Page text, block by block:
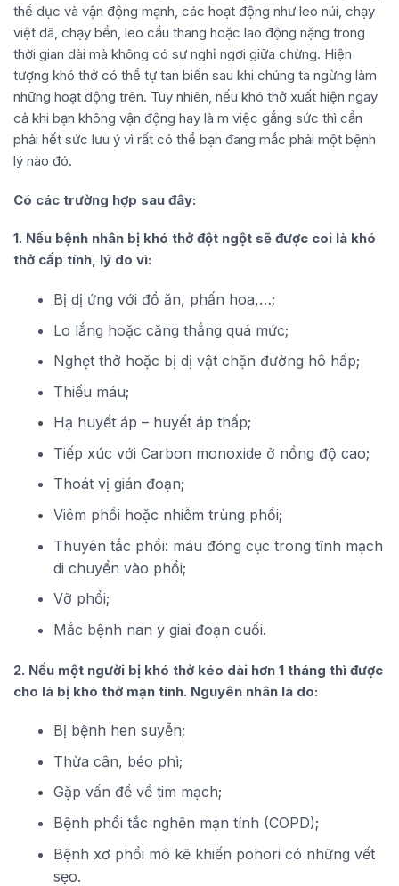
thể dục và vận động mạnh, các hoạt động như leo núi, chạy
việt dã, chạy bền, leo cầu thang hoặc lao động nặng trong
thời gian dài mà không có sự nghỉ ngơi giữa chừng. Hiện
tượng khó thở có thể tự tan biến sau khi chúng ta ngừng làm
những hoạt động trên. Tuy nhiên, nếu khó thở xuất hiện ngay
cả khi bạn không vận động hay là m việc gắng sức thì cần
phải hết sức lưu ý vì rất có thể bạn đang mắc phải một bệnh
lý nào đó.
Có các trường hợp sau đây:
1. Nếu bệnh nhân bị khó thở đột ngột sẽ được coi là khó
thở cấp tính, lý do vì:
Bị dị ứng với đồ ăn, phấn hoa,…;
Lo lắng hoặc căng thẳng quá mức;
Nghẹt thở hoặc bị dị vật chặn đường hô hấp;
Thiếu máu;
Hạ huyết áp – huyết áp thấp;
Tiếp xúc với Carbon monoxide ở nồng độ cao;
Thoát vị gián đoạn;
Viêm phổi hoặc nhiễm trùng phổi;
Thuyên tắc phổi: máu đóng cục trong tĩnh mạch
di chuyển vào phổi;
Vỡ phổi;
Mắc bệnh nan y giai đoạn cuối.
2. Nếu một người bị khó thở kéo dài hơn 1 tháng thì được
cho là bị khó thở mạn tính. Nguyên nhân là do:
Bị bệnh hen suyễn;
Thừa cân, béo phì;
Gặp vấn đề về tim mạch;
Bệnh phổi tắc nghẽn mạn tính (COPD);
Bệnh xơ phổi mô kẽ khiến pohori có những vết
sẹo.